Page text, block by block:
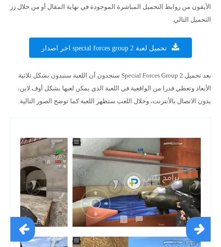
الأيفون من روابط التحميل المباشرة الموجودة في نهاية المقال أو من خلال زر
التحميل التالي.
تحميل لعبة special forces group 2 اخر اصدار
بعد تحميل Special Forces Group 2 ستجدون أن اللعبة ستبدون بشكل ثلاثية
الأبعاد وتعطي قدرا من الواقعية في اللعبة الذي يمكن لعبها بشكل أوف لاين،
بدون الاتصال بالأنترنت، وخلال اللعب ستظهر اللعبة كما توضح الصور التالية.